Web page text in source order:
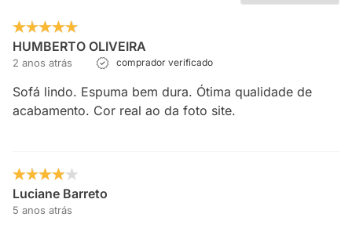
HUMBERTO OLIVEIRA
2 anos atrás comprador verificado
Sofá lindo. Espuma bem dura. Ótima qualidade de
acabamento. Cor real ao da foto site.
Luciane Barreto
5 anos atrás